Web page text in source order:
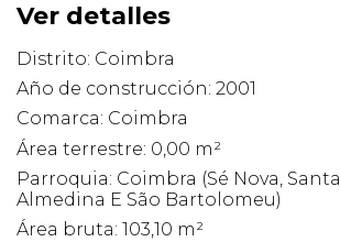
Ver detalles
Distrito: Coimbra
Año de construcción: 2001
Comarca: Coimbra
Área terrestre: 0,00 m²
Parroquia: Coimbra (Sé Nova,
Almedina E São Bartolomeu)
Área bruta: 103,10 m²